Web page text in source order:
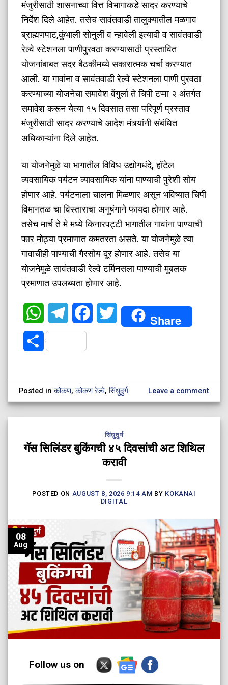
मंजुरीसाठी शासनाच्या वित्त विभागाकडे सादर करण्याचे
निर्देश दिले आहेत. तसेच सावंतवाडी तालुक्यातील मळगाव
ब्राह्मणपाट,कुंभाली सोनुर्ली व न्हावेली इत्यादी व सावंतवाडी
रेल्वे स्टेशनला पाणीपुरवठा करण्यासाठी प्रस्तावित
योजनांबाबत सदर बैठकीमध्ये सकारात्मक चर्चा करण्यात
आली. या गावांना व सावंतवाडी रेल्वे स्टेशनला पाणी पुरवठा
करण्याच्या योजनेचा समावेश वेंगुर्ला ते चिपी टप्पा २ अंतर्गत
समावेश करून येत्या १५ दिवसात तसा परिपूर्ण प्रस्ताव
मंजुरीसाठी सादर करण्याचे आदेश मंत्र्यांनी संबंधित
अधिकाऱ्यांना दिले आहेत.
​या योजनेमुळे या भागातील विविध उद्योगधंदे, हॉटेल
व्यवसायिक पर्यटन व्यावसायिक यांना पाण्याची पुरेशी सोय
होणार आहे. पर्यटनाला चालना मिळणार असून भविष्यात चिपी
विमानतळ चा विस्ताराचा अनुषंगाने फायदा होणार आहे.
तसेच मार्च ते मे मध्ये किनारपट्टी भागातील गावांना पाण्याची
फार मोठ्या प्रमाणात कमतरता असते. या योजनेमुळे त्या
गावाचीही पाण्याची गैरसोय दूर होणार आहे. तसेच या
योजनेमुळे सावंतवाडी रेल्वे टर्मिनसला पाण्याची मुबलक
प्रमाणात उपलब्धता होणार आहे.
WhatsAppTelegramFacebookTwitter Share
Share
Posted inकोकण,कोकण रेल्वे,सिंधुदुर्ग Leave a comment
सिंधुदुर्ग
गॅस सिलिंडर बुकिंगची ४५ दिवसांची अट शिथिल
करावी
POSTED ON AUGUST 8, 2026 9:14 AM BY KOKANAI
DIGITAL
08
Aug
Follow us on